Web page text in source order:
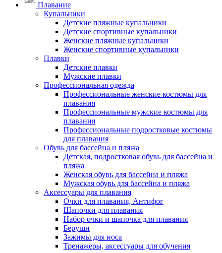
Плавание
Купальники
Детские пляжные купальники
Детские спортивные купальники
Женские пляжные купальники
Женские спортивные купальники
Плавки
Детские плавки
Мужские плавки
Профессиональная одежда
Профессиональные женские костюмы для
плавания
Профессиональные мужские костюмы для
плавания
Профессиональные подростковые костюмы
для плавания
Обувь для бассейна и пляжа
Детская, подростковая обувь для бассейна и
пляжа
Женская обувь для бассейна и пляжа
Мужская обувь для бассейна и пляжа
Аксессуары для плавания
Очки для плавания, Антифог
Шапочки для плавания
Набор очки и шапочка для плавания
Беруши
Зажимы для носа
Тренажеры, аксессуары для обучения